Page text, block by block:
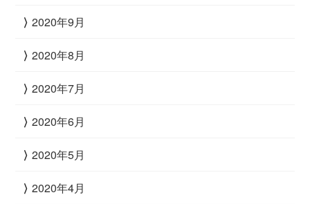
2020年9月
2020年8月
2020年7月
2020年6月
2020年5月
2020年4月